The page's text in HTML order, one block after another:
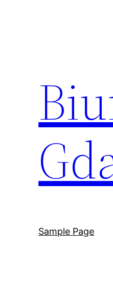
Sample Page